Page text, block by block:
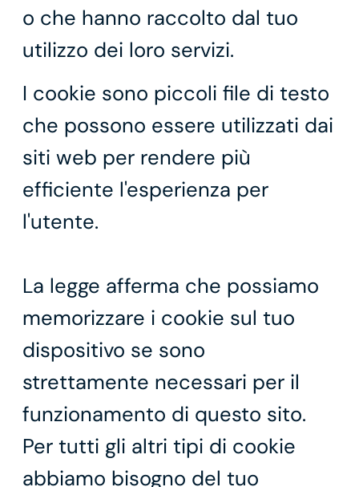
o che hanno raccolto dal tuo
utilizzo dei loro servizi.
I cookie sono piccoli file di testo
che possono essere utilizzati dai
siti web per rendere più
efficiente l'esperienza per
l'utente.
La legge afferma che possiamo
memorizzare i cookie sul tuo
dispositivo se sono
strettamente necessari per il
funzionamento di questo sito.
Per tutti gli altri tipi di cookie
abbiamo bisogno del tuo